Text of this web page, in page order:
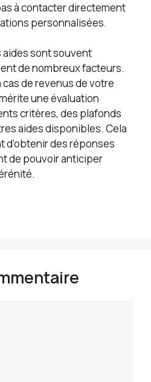
à contacter directement
personnalisées.
aides sont souvent
de nombreux facteurs.
cas de revenus de votre
une évaluation
critères, des plafonds
aides disponibles. Cela
d’obtenir des réponses
de pouvoir anticiper